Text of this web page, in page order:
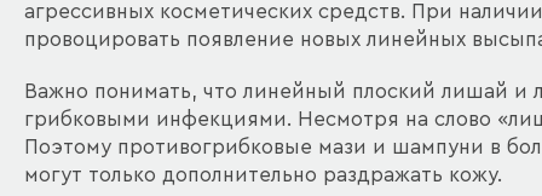
агрессивных косметических средств. При
провоцировать появление новых линейных
Важно понимать, что линейный плоский лишай
грибковыми инфекциями. Несмотря на слово
Поэтому противогрибковые мази и шампуни в
могут только дополнительно раздражать кожу.